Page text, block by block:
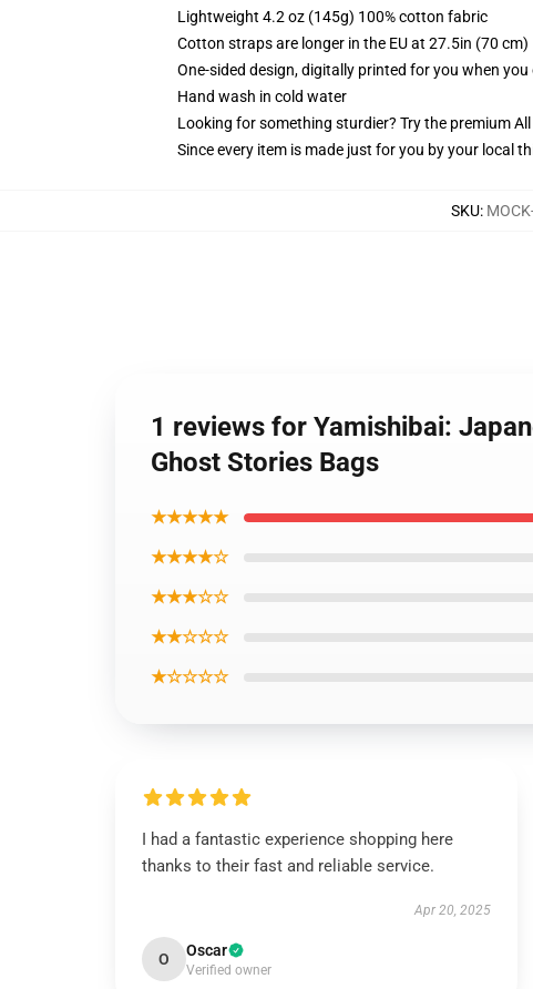
Lightweight 4.2 oz (145g) 100% cotton fabric
Cotton straps are longer in the EU at 27.5in (70 cm)
One-sided design, digitally printed for you when you
Hand wash in cold water
Looking for something sturdier? Try the premium
Since every item is made just for you by your local
SKU:
1 reviews for Yamishibai:
Ghost Stories Bags
★★★★★
★★★★☆
★★★☆☆
★★☆☆☆
★☆☆☆☆
I had a fantastic experience shopping here
thanks to their fast and reliable service.
Apr 20, 2025
O Oscar
Verified owner